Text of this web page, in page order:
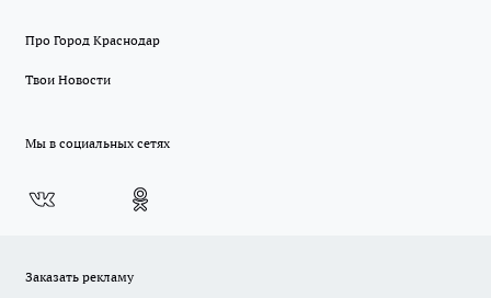
Про Город Краснодар
Твои Новости
Мы в социальных сетях
Заказать рекламу